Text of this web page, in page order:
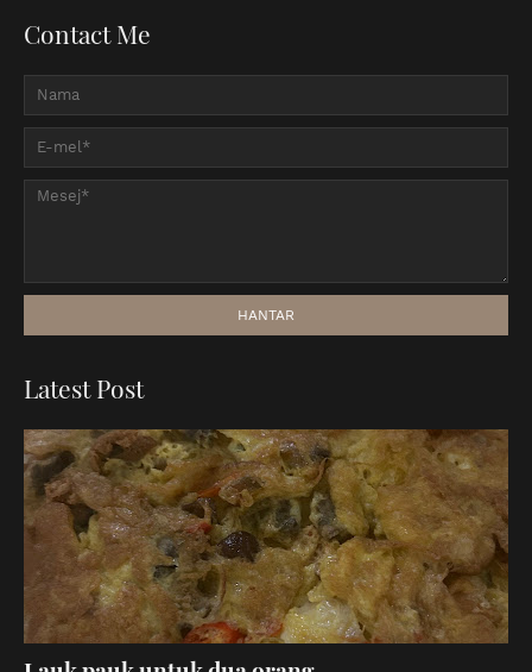
Contact Me
Latest Post